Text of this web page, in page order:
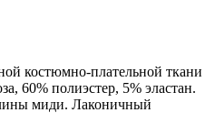
костюмно-плательной ткани
60% полиэстер, 5% эластан.
миди. Лаконичный